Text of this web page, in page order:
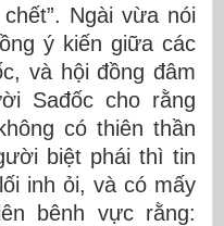
Ngài vừa nói
ý kiến giữa các
và hội đồng đâm
Sađốc cho rằng
có thiên thần
biệt phái thì tin
inh ỏi, và có mấy
bênh vực rằng: